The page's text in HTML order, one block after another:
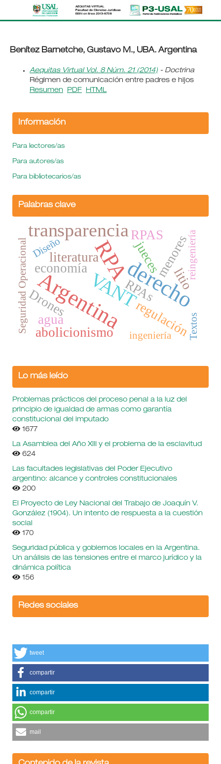
Benítez Barnetche, Gustavo M., UBA. Argentina
Aequitas Virtual Vol. 8 Núm. 21 (2014)- Doctrina
Régimen de comunicación entre padres e hijos
Resumen
PDF HTML
Información
Para lectores/as
Para autores/as
Para bibliotecarios/as
Palabras clave
RPA
Argentinaderecho
VANT
transparencia
literatura
abolicionismo
jueces
Drones
economía
RPAs
regulación
RPAS
agua
menores
litio
Seguridad Operacional
ingeniería
reingeniería
Diseño
Textos
Lo más leído
Problemas prácticos del proceso penal a la luz del
principio de igualdad de armas como garantía
constitucional del imputado
1677
La Asamblea del Año XIII y el problema de la esclavitud
624
Las facultades legislativas del Poder Ejecutivo
argentino: alcance y controles constitucionales
200
El Proyecto de Ley Nacional del Trabajo de Joaquín V.
González (1904). Un intento de respuesta a la cuestión
social
170
Seguridad pública y gobiernos locales en la Argentina.
Un análisis de las tensiones entre el marco jurídico y la
dinámica política
156
Redes sociales
tweet
compartir
compartir
compartir
mail